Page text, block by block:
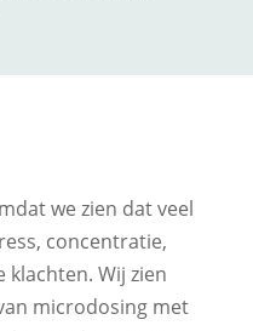
we zien dat veel
concentratie,
klachten. Wij zien
microdosing met